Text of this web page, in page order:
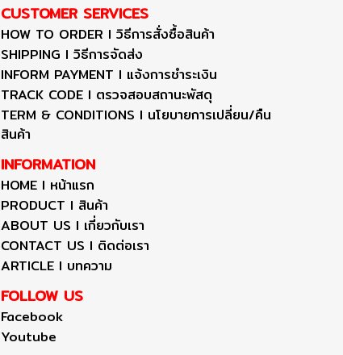
CUSTOMER SERVICES
HOW TO ORDER I วิธีการสั่งซื้อสินค้า
SHIPPING I วิธีการจัดส่ง
INFORM PAYMENT I แจ้งการชำระเงิน
TRACK CODE I ตรวจสอบสถานะพัสดุ
TERM & CONDITIONS I นโยบายการเปลี่ยน/คืน
สินค้า
INFORMATION
HOME I หน้าแรก
PRODUCT I สินค้า
ABOUT US I เกี่ยวกับเรา
CONTACT US I ติดต่อเรา
ARTICLE I บทความ
FOLLOW US
Facebook
Youtube